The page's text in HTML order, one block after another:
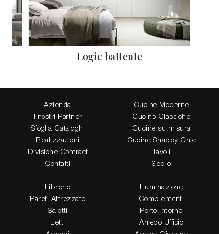
Logic battente
Azienda
I nostri Partner
Sfoglia Cataloghi
Realizzazioni
Divisione Contract
Contatti
Cucine Moderne
Cucine Classiche
Cucine su misura
Cucine Shabby Chic
Tavoli
Sedie
Librerie
Pareti Attrezzate
Salotti
Letti
Illuminazione
Complementi
Porte Interne
Arredo Ufficio